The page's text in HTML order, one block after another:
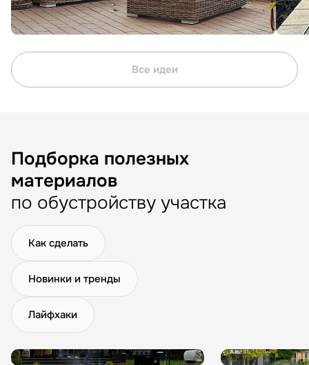
Все идеи
Подборка полезных
материалов
по обустройству участка
Как сделать
Новинки и тренды
Лайфхаки